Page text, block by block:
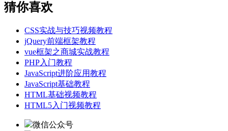
猜你喜欢
CSS实战与技巧视频教程
jQuery前端框架教程
vue框架之商城实战教程
PHP入门教程
JavaScript进阶应用教程
JavaScript基础教程
HTML基础视频教程
HTML5入门视频教程
微信公众号